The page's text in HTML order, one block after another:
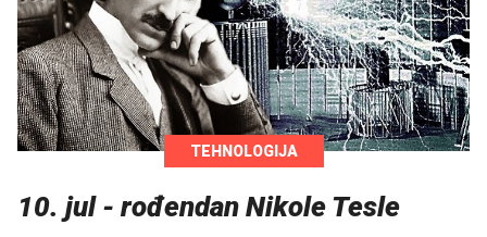
TEHNOLOGIJA
10. jul - rođendan Nikole Tesle